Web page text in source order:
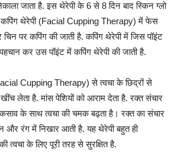
जाता है. इस थेरेपी के 6 से 8 दिन बाद स्किन ग्लो
थेरेपी (Facial Cupping Therapy) में फेस
चिन पर कपिंग की जाती है. कपिंग थेरेपी में जिस पॉइंट
पहचान कर उस पॉइंट में कपिंग थेरेपी की जाती है.
Cupping Therapy) से त्वचा के छिद्रों से
लेता है. मांस पेशियों को आराम देता है. रक्त संचार
के साथ त्वचा की चमक बढ़ता है। रक्त का संचार
और रंग में निखार आती है. यह थेरेपी बहुत ही
त्वचा के लिए पूरी तरह से सुरक्षित है.